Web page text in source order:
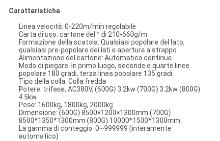
Caratteristiche
Linea velocità: 0-220m/min regolabile
Carta di uso: cartone del ² di 210-660g/m
Formazione della scatola: Qualsiasi popolare del lato,
qualsiasi pre-popolare dei lati e apertura a strappo
Alimentazione del cartone: Automatico continuo
Modo di piegare: In primo luogo, seconde e quarte linee
popolare 180 gradi, terza linea popolare 135 gradi.
Tipo della colla: Colla fredda
Potere: trifase, AC380V, (600G) 3.2kw (700G) 3.2kw (800G)
4.5kw
Peso: 1600kg, 1800kg, 2000kg
Dimensione: (600G) 8500×1200×1300mm (700G)
8500*1350*1300mm (800G) 10000*1500*1300mm
La gamma di conteggio: 0~999999 (interamente
automatico)